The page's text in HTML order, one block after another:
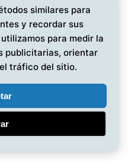
similares para
y recordar sus
para medir la
publicitarias, orientar
tráfico del sitio.